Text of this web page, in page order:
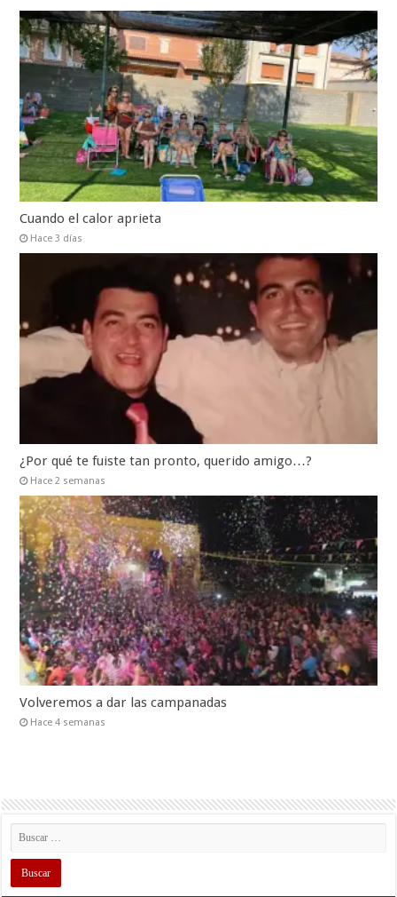
Cuando el calor aprieta
Hace 3 días
¿Por qué te fuiste tan pronto, querido amigo…?
Hace 2 semanas
Volveremos a dar las campanadas
Hace 4 semanas